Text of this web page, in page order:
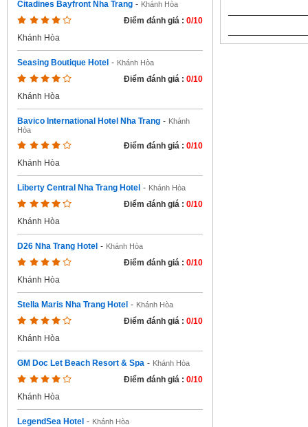
Citadines Bayfront Nha Trang - Khánh Hòa
Điểm đánh giá : 0/10
Khánh Hòa
Seasing Boutique Hotel - Khánh Hòa
Điểm đánh giá : 0/10
Khánh Hòa
Bavico International Hotel Nha Trang - Khánh
Hòa
Điểm đánh giá : 0/10
Khánh Hòa
Liberty Central Nha Trang Hotel - Khánh Hòa
Điểm đánh giá : 0/10
Khánh Hòa
D26 Nha Trang Hotel - Khánh Hòa
Điểm đánh giá : 0/10
Khánh Hòa
Stella Maris Nha Trang Hotel - Khánh Hòa
Điểm đánh giá : 0/10
Khánh Hòa
GM Doc Let Beach Resort & Spa - Khánh Hòa
Điểm đánh giá : 0/10
Khánh Hòa
LegendSea Hotel - Khánh Hòa